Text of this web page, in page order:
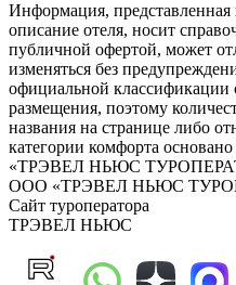
Информация, представленная
описание отеля, носит
публичной офертой, может
изменяться без
официальной классификации
размещения, поэтому
названия на странице либо
категории комфорта
«ТРЭВЕЛ НЬЮС
ООО «ТРЭВЕЛ НЬЮС
Сайт туроператора
ТРЭВЕЛ НЬЮС